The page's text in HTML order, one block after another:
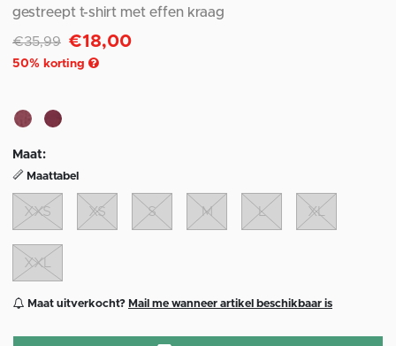
gestreept t-shirt met effen kraag
Afgeprijsd van
€35,99naar
€18,00
50% korting
Maat:
Maattabel
XXS XS S M L XL
XXL
Maat uitverkocht? Mail me wanneer artikel beschikbaar is